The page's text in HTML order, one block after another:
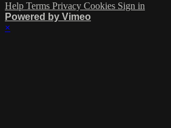
Help Terms Privacy Cookies Sign in
Powered by Vimeo
×